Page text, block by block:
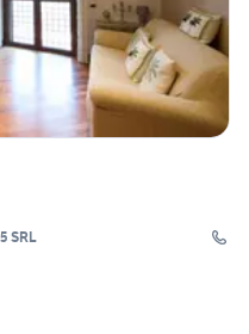
TECNOCASA - STUDIO OSTIA 5 SRL